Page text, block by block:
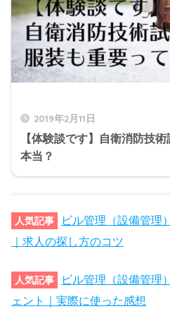
2019年2月11日
【体験談です】自衛消防技
本当？
人気記事
ビル管理（設備管理
｜求人の探し方のコツ
人気記事
ビル管理（設備管理
ェント｜実際に使った感想